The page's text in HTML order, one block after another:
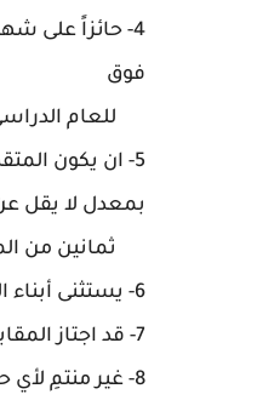
فوق
للعام الدراسي (2020-2021) أو العام الدراسي
5- ان يكون
بمعدل لا يقل عن
ثمانين من المائة فما فوق
6- يستثنى أبناء الشهيد من شرط المعدل.
7- قد اجتاز المقابلة من اللجنة المشكلة في وزارة الدفاع.
8- غير منتمِ لأي حزب أو حركة أو تيار أو جهة سياسية .